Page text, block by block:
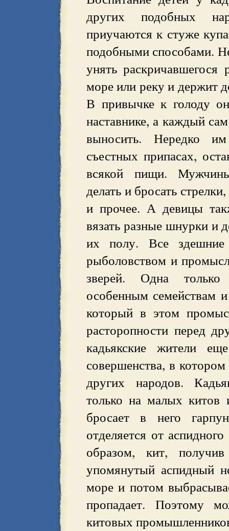
других подобных
приучаются к стуже
подобными способами.
унять
море или реку и держит
В привычке к голоду
наставнике, а каждый
выносить. Нередко
съестных припасах,
всякой пищи. Мужчины
делать и бросать
и прочее. А девицы
вязать разные шнурки и
их полу. Все
рыболовством и
зверей. Одна только
особенным семействам
который в этом
расторопности перед
кадьякские жители
совершенства, в
других народов.
только на малых китов
бросает в него
отделяется от
образом, кит,
упомянутый аспидный
море и потом
пропадает. Поэтому
китовых